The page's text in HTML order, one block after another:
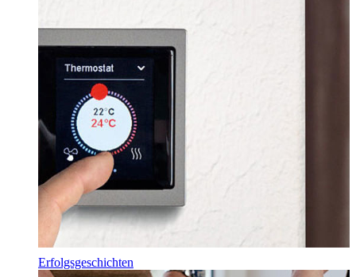
Erfolgsgeschichten